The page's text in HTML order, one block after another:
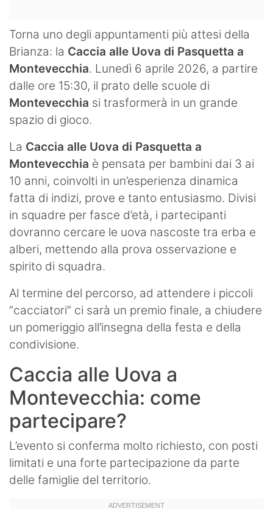
Torna uno degli appuntamenti più attesi della
Brianza: la Caccia alle Uova di Pasquetta a
Montevecchia. Lunedì 6 aprile 2026, a partire
dalle ore 15:30, il prato delle scuole di
Montevecchia si trasformerà in un grande
spazio di gioco.
La Caccia alle Uova di Pasquetta a
Montevecchia è pensata per bambini dai 3 ai
10 anni, coinvolti in un’esperienza dinamica
fatta di indizi, prove e tanto entusiasmo. Divisi
in squadre per fasce d’età, i partecipanti
dovranno cercare le uova nascoste tra erba e
alberi, mettendo alla prova osservazione e
spirito di squadra.
Al termine del percorso, ad attendere i piccoli
“cacciatori” ci sarà un premio finale, a chiudere
un pomeriggio all’insegna della festa e della
condivisione.
Caccia alle Uova a
Montevecchia: come
partecipare?
L’evento si conferma molto richiesto, con posti
limitati e una forte partecipazione da parte
delle famiglie del territorio.